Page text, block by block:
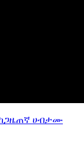
ከጋዜጠኛ ሀብታሙ